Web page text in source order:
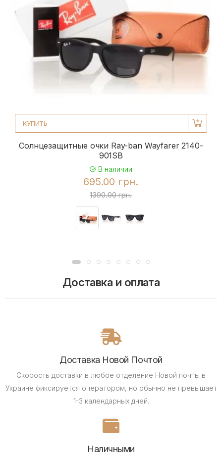
КУПИТЬ
Солнцезащитные очки Ray-ban Wayfarer 2140-
901SB
В наличии
695.00 грн.
1390.00 грн.
Доставка и оплата
Доставка Новой Почтой
Скорость доставки в любое отделение Новой почты в
Украине фиксируется оператором, но обычно не превышает
1-3 календарных дней.
Наличными